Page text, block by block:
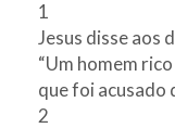
1
Jesus disse aos
“Um homem
que foi acusado
2